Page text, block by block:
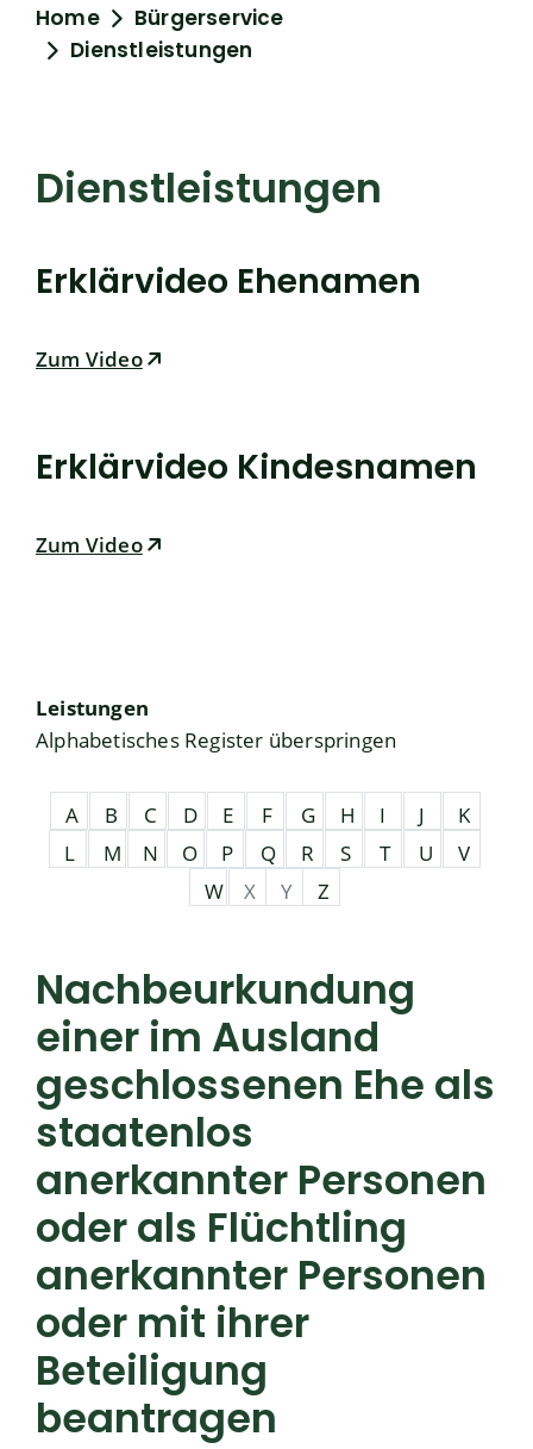
Home
Bürgerservice
Dienstleistungen
Dienstleistungen
Erklärvideo Ehenamen
Zum Video
Erklärvideo Kindesnamen
Zum Video
Leistungen
Alphabetisches Register überspringen
A B C D E F G H I J
K
L
M N O P Q R S T U
V
W
X Y Z
Nachbeurkundung
einer im Ausland
geschlossenen Ehe als
staatenlos
anerkannter Personen
oder als Flüchtling
anerkannter Personen
oder mit ihrer
Beteiligung
beantragen